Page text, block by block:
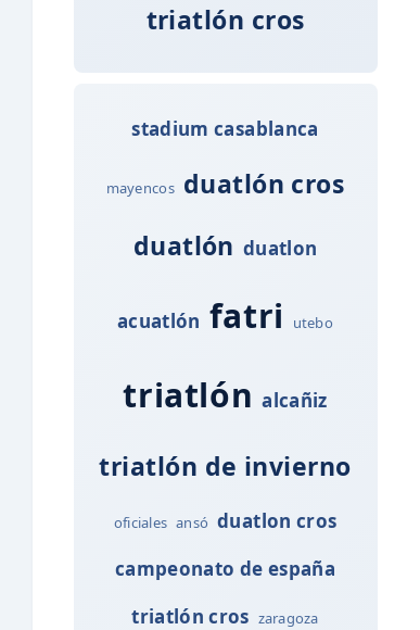
triatlón cros
stadium casablanca
mayencos duatlón cros
duatlón duatlon
acuatlón fatri utebo
triatlón alcañiz
triatlón de invierno
oficiales ansó duatlon cros
campeonato de españa
triatlón cros zaragoza